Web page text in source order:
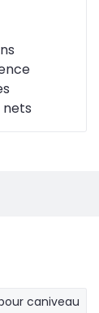
nets
caniveau